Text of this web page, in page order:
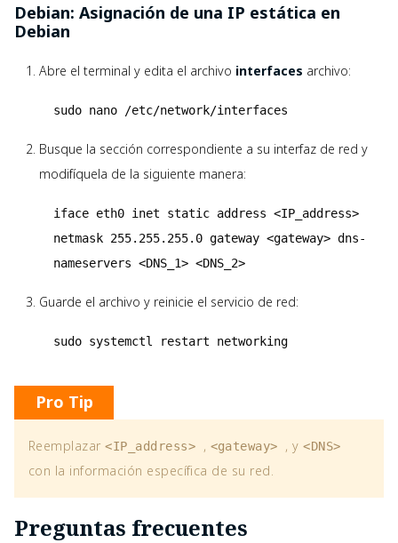
Debian: Asignación de una IP estática en
Debian
Abre el terminal y edita el archivo interfaces archivo:
sudo nano /etc/network/interfaces
Busque la sección correspondiente a su interfaz de red y
modifíquela de la siguiente manera:
iface eth0 inet static address <IP_address>
netmask 255.255.255.0 gateway <gateway> dns-
nameservers <DNS_1> <DNS_2>
Guarde el archivo y reinicie el servicio de red:
sudo systemctl restart networking
Pro Tip
Reemplazar<IP_address> , <gateway> , y<DNS>
con la información específica de su red.
Preguntas frecuentes